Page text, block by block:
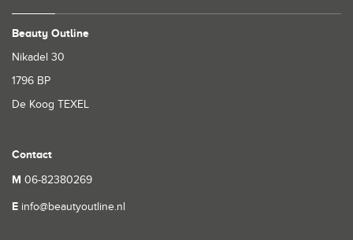
Beauty Outline
Nikadel 30
1796 BP
De Koog TEXEL
Contact
M 06-82380269
E info@beautyoutline.nl